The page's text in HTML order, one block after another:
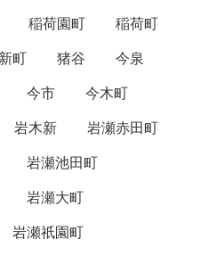
稲荷園町
稲荷町
町 猪谷
今泉
今市
今木町
岩木新
岩瀬赤田町
岩瀬池田町
岩瀬大町
岩瀬祇園町